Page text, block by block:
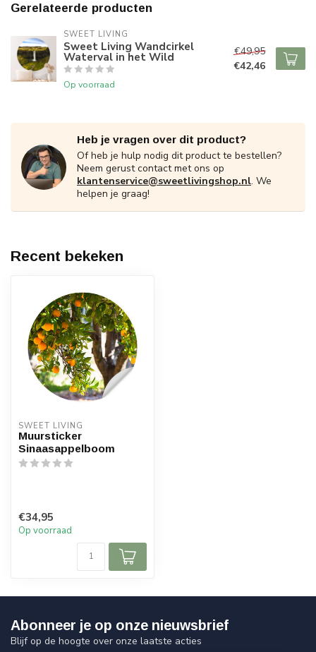
Gerelateerde producten
SWEET LIVING
Sweet Living Wandcirkel
Waterval in het Wild
Op voorraad
€49,95
€42,46
Heb je vragen over dit product?
Of heb je hulp nodig dit product te bestellen?
Neem gerust contact met ons op
klantenservice@sweetlivingshop.nl. We
helpen je graag!
Recent bekeken
SWEET LIVING
Muursticker
Sinaasappelboom
€34,95
Op voorraad
Abonneer je op onze nieuwsbrief
Blijf op de hoogte over onze laatste acties